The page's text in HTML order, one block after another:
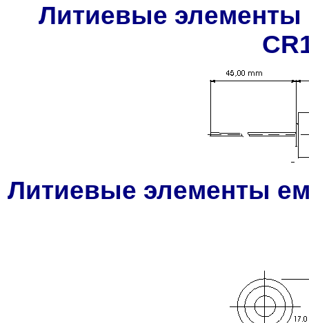
Литиевые элементы
Литиевые элементы